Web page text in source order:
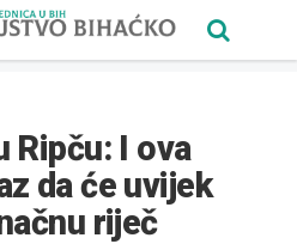
Ripču: I ova
da će uvijek
riječ